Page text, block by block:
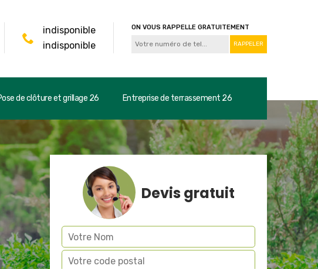
indisponible
indisponible
ON VOUS RAPPELLE GRATUITEMENT
de clôture et grillage 26 Entreprise de terrassement 26
Devis gratuit